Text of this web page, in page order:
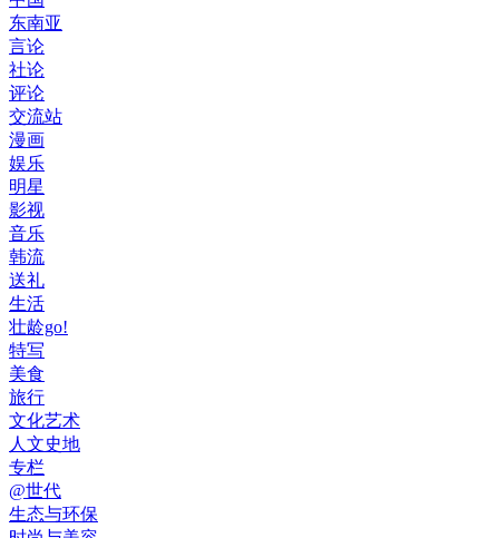
东南亚
言论
社论
评论
交流站
漫画
娱乐
明星
影视
音乐
韩流
送礼
生活
壮龄go!
特写
美食
旅行
文化艺术
人文史地
专栏
@世代
生态与环保